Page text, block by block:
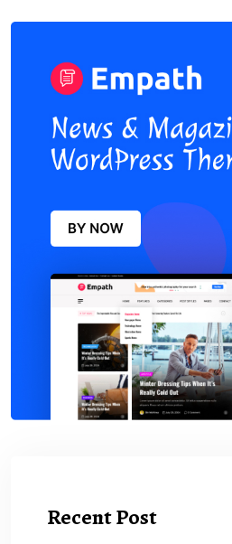
Recent Post